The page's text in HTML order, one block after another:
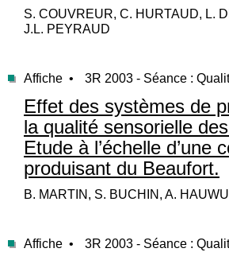
S. COUVREUR, C. HURTAUD, L.
J.L. PEYRAUD
Affiche • 3R 2003 - Séance :
Effet des systèmes de
la qualité sensorielle
Etude à l’échelle d’une
produisant du Beaufort.
B. MARTIN, S. BUCHIN, A.
Affiche • 3R 2003 - Séance :